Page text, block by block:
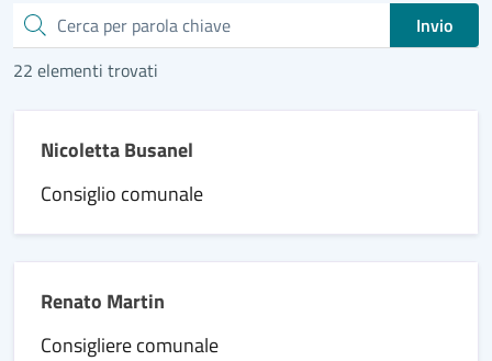
Cerca
Invio
22 elementi trovati
Nicoletta Busanel
Consiglio comunale
Renato Martin
Consigliere comunale